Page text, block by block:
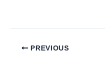
PREVIOUS